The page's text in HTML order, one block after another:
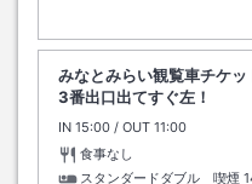
みなとみらい観覧車チケ
3番出口出てすぐ左！
IN チェックイン
15:00 / OUT チェックアウト
11:00
食事なし
スタンダードダブル 喫煙